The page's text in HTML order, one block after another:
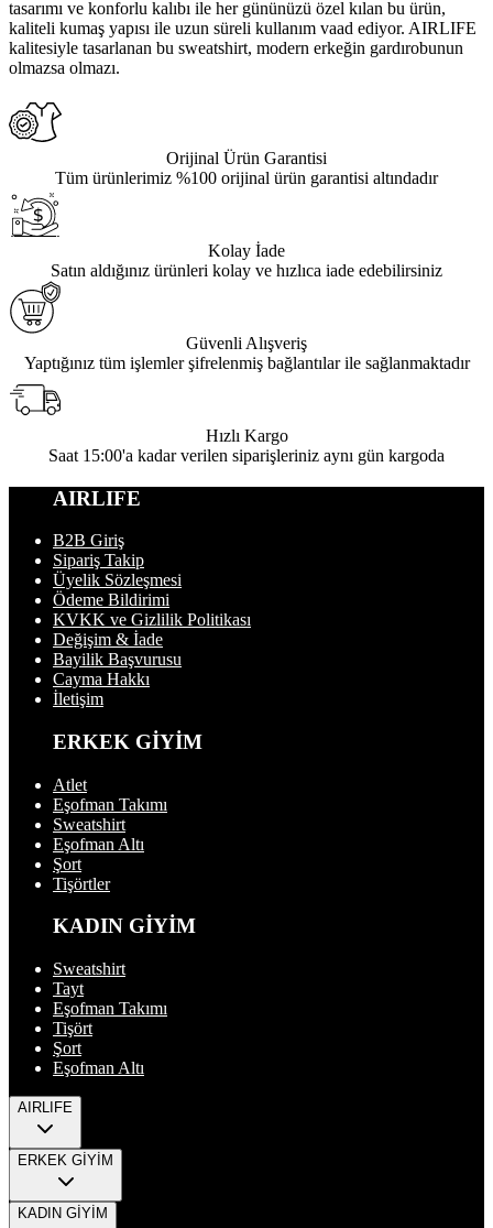
tasarımı ve konforlu kalıbı ile her gününüzü özel kılan bu ürün,
kaliteli kumaş yapısı ile uzun süreli kullanım vaad ediyor. AIRLIFE
kalitesiyle tasarlanan bu sweatshirt, modern erkeğin gardırobunun
olmazsa olmazı.
Orijinal Ürün Garantisi
Tüm ürünlerimiz %100 orijinal ürün garantisi altındadır
Kolay İade
Satın aldığınız ürünleri kolay ve hızlıca iade edebilirsiniz
Güvenli Alışveriş
Yaptığınız tüm işlemler şifrelenmiş bağlantılar ile sağlanmaktadır
Hızlı Kargo
Saat 15:00'a kadar verilen siparişleriniz aynı gün kargoda
AIRLIFE
B2B Giriş
Sipariş Takip
Üyelik Sözleşmesi
Ödeme Bildirimi
KVKK ve Gizlilik Politikası
Değişim & İade
Bayilik Başvurusu
Cayma Hakkı
İletişim
ERKEK GİYİM
Atlet
Eşofman Takımı
Sweatshirt
Eşofman Altı
Şort
Tişörtler
KADIN GİYİM
Sweatshirt
Tayt
Eşofman Takımı
Tişört
Şort
Eşofman Altı
AIRLIFE
ERKEK GİYİM
KADIN GİYİM